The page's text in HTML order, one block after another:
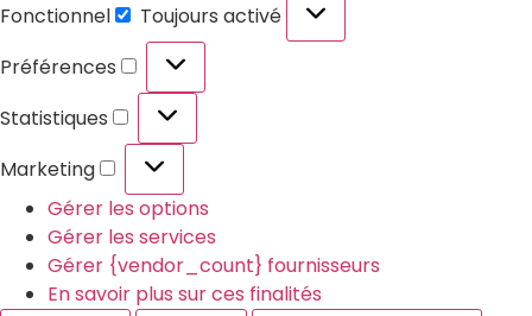
Fonctionnel
Toujours activé
Préférences
Statistiques
Marketing
Gérer les options
Gérer les services
Gérer {vendor_count} fournisseurs
En savoir plus sur ces finalités